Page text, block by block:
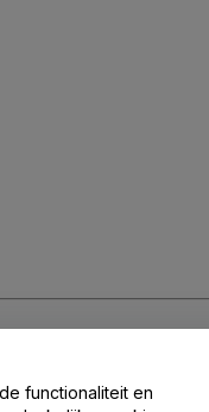
functionaliteit en